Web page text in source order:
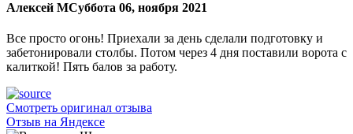
Алексей МСуббота 06, ноября 2021
Все просто огонь! Приехали за день сделали подготовку и
забетонировали столбы. Потом через 4 дня поставили ворота с
калиткой! Пять балов за работу.
Смотреть оригинал отзыва
Отзыв на Яндексе